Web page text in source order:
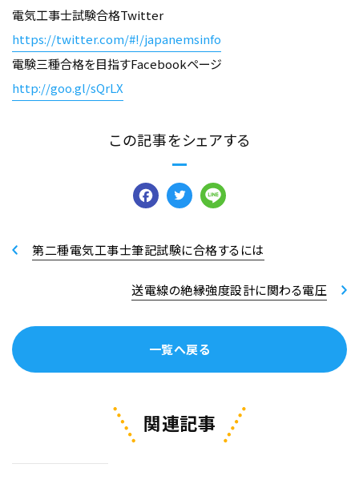
電気工事士試験合格Twitter
https://twitter.com/#!/japanemsinfo
電験三種合格を目指すFacebookページ
http://goo.gl/sQrLX
この記事をシェアする
Facebook
Twitter
第二種電気工事士筆記試験に合格するには
一覧へ戻る
送電線の絶縁強度設計に関わる電圧
関連記事